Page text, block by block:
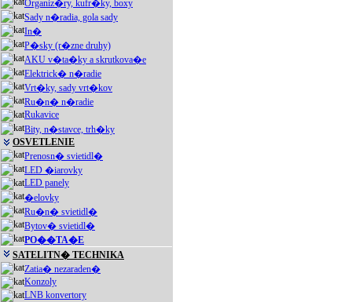
Organiz�ry, kufr�ky, boxy
Sady n�radia, gola sady
In�
P�sky (r�zne druhy)
AKU v�ta�ky a skrutkova�e
Elektrick� n�radie
Vrt�ky, sady vrt�kov
Ru�n� n�radie
Rukavice
Bity, n�stavce, trh�ky
OSVETLENIE
Prenosn� svietidl�
LED �iarovky
LED panely
�elovky
Ru�n� svietidl�
Bytov� svietidl�
PO��TA�E
SATELITN� TECHNIKA
Zatia� nezaraden�
Konzoly
LNB konvertory